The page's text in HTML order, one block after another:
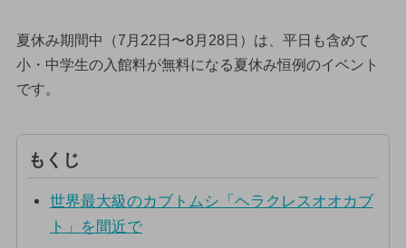
夏休み期間中（7月22日〜8月28日）は、平日も含めて
小・中学生の入館料が無料になる夏休み恒例のイベント
です。
もくじ
世界最大級のカブトムシ「ヘラクレスオオカブ
ト」を間近で